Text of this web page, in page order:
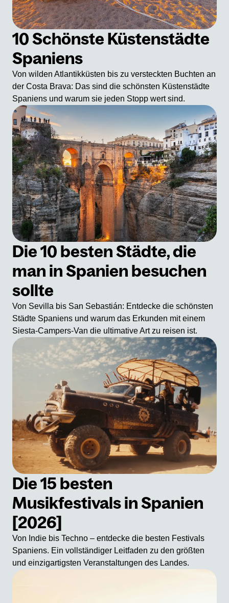
10 Schönste Küstenstädte
Spaniens
Von wilden Atlantikküsten bis zu versteckten Buchten an
der Costa Brava: Das sind die schönsten Küstenstädte
Spaniens und warum sie jeden Stopp wert sind.
Die 10 besten Städte, die
man in Spanien besuchen
sollte
Von Sevilla bis San Sebastián: Entdecke die schönsten
Städte Spaniens und warum das Erkunden mit einem
Siesta-Campers-Van die ultimative Art zu reisen ist.
Die 15 besten
Musikfestivals in Spanien
[2026]
Von Indie bis Techno – entdecke die besten Festivals
Spaniens. Ein vollständiger Leitfaden zu den größten
und einzigartigsten Veranstaltungen des Landes.